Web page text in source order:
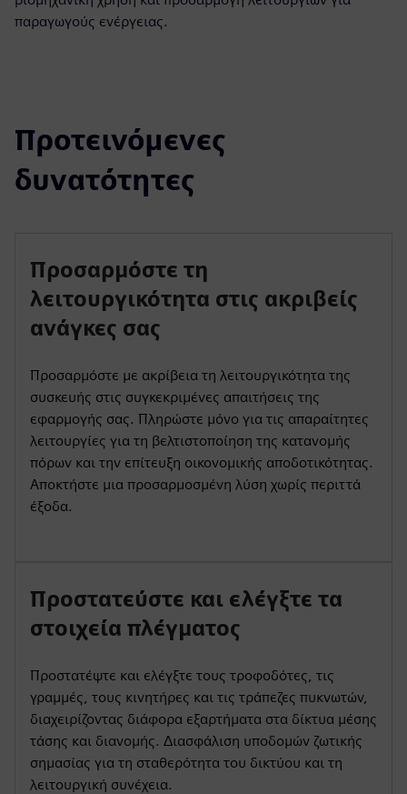
παραγωγούς ενέργειας.
Προτεινόμενες
δυνατότητες
Προσαρμόστε τη
λειτουργικότητα στις ακριβείς
ανάγκες σας
Προσαρμόστε με ακρίβεια τη λειτουργικότητα της
συσκευής στις συγκεκριμένες απαιτήσεις της
εφαρμογής σας. Πληρώστε μόνο για τις απαραίτητες
λειτουργίες για τη βελτιστοποίηση της κατανομής
πόρων και την επίτευξη οικονομικής αποδοτικότητας.
Αποκτήστε μια προσαρμοσμένη λύση χωρίς περιττά
έξοδα.
Προστατεύστε και ελέγξτε τα
στοιχεία πλέγματος
Προστατέψτε και ελέγξτε τους τροφοδότες, τις
γραμμές, τους κινητήρες και τις τράπεζες πυκνωτών,
διαχειρίζοντας διάφορα εξαρτήματα στα δίκτυα μέσης
τάσης και διανομής. Διασφάλιση υποδομών ζωτικής
σημασίας για τη σταθερότητα του δικτύου και τη
λειτουργική συνέχεια.